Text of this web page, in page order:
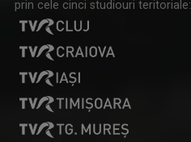
prin cele cinci studiouri teritoriale: